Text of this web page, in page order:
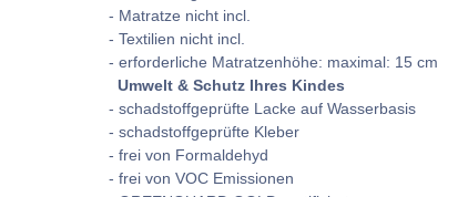
- Matratze nicht incl.
- Textilien nicht incl.
- erforderliche Matratzenhöhe: maximal: 15 cm
Umwelt & Schutz Ihres Kindes
- schadstoffgeprüfte Lacke auf Wasserbasis
- schadstoffgeprüfte Kleber
- frei von Formaldehyd
- frei von VOC Emissionen